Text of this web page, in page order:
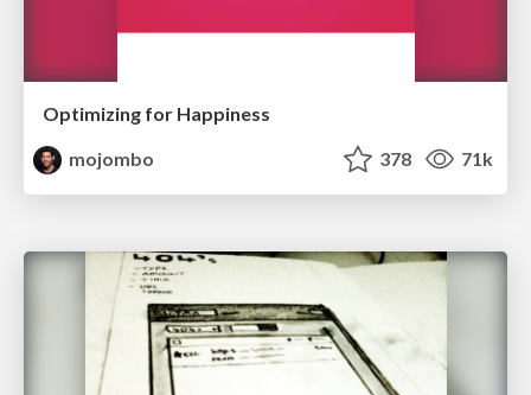
Optimizing for Happiness
mojombo
378 71k